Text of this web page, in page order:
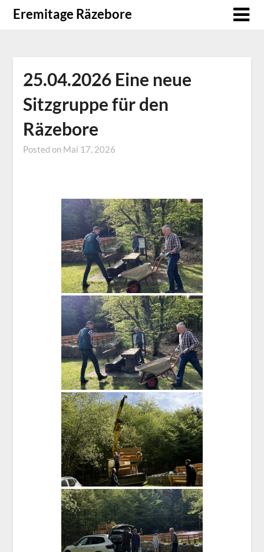
SkipEremitage Räzebore
25.04.2026 Eine neue
Sitzgruppe für den
Räzebore
Posted on Mai 17, 2026